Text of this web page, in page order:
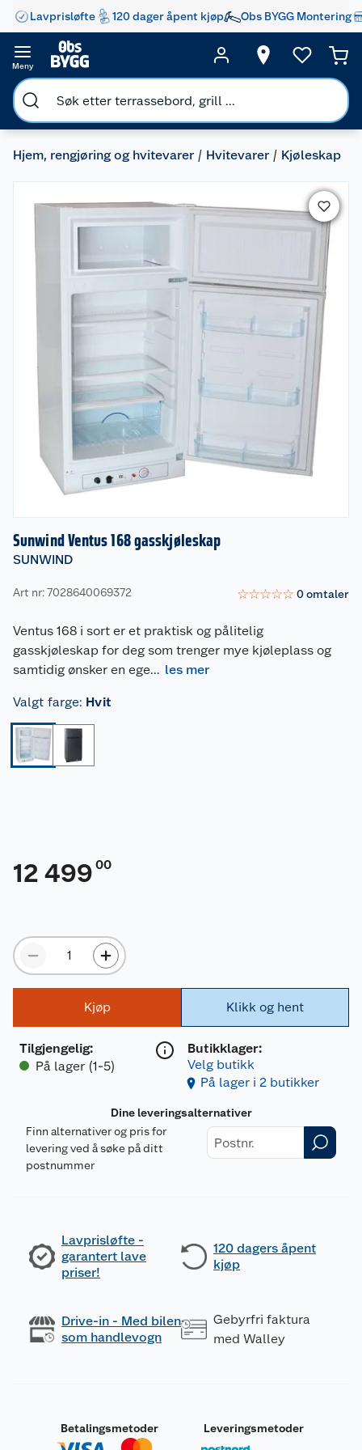
Lavprisløfte 120 dager åpent kjøp Obs BYGG Montering
Meny
Hjem, rengjøring og hvitevarer Hvitevarer Kjøleskap
Sunwind Ventus 168 gasskjøleskap
SUNWIND
Art nr: 7028640069372 ☆☆☆☆☆ 0omtaler
Ventus 168 i sort er et praktisk og pålitelig
gasskjøleskap for deg som trenger mye kjøleplass og
samtidig ønsker en ege... les mer
Valgt farge: Hvit
12 499 00
Kjøp
Tilgjengelig:
På lager (1-5)
Klikk og hent
Butikklager:
Velg butikk
På lager i 2 butikker
Dine leveringsalternativer
Finn alternativer og pris for
levering ved å søke på ditt
postnummer
Lavprisløfte -
garantert lave
priser!
120 dagers åpent
kjøp
Drive-in - Med bilen
som handlevogn
Gebyrfri faktura
med Walley
Betalingsmetoder Leveringsmetoder